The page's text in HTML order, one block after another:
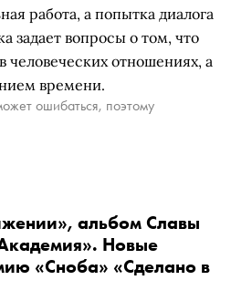
работа, а попытка диалога
задает вопросы о том, что
человеческих отношениях, а
времени.
ошибаться, поэтому
альбом Славы
Новые
«Сноба» «Сделано в